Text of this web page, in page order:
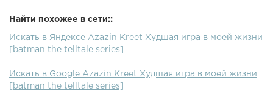
Найти похожее в сети::
Искать в Яндексе Azazin Kreet Худшая игра в моей жизни
[batman the telltale series]
Искать в Google Azazin Kreet Худшая игра в моей жизни
[batman the telltale series]